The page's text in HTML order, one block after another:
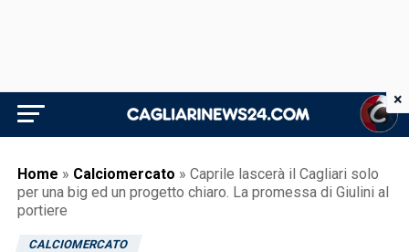
Home » Calciomercato » Caprile lascerà il Cagliari solo
per una big ed un progetto chiaro. La promessa di Giulini al
portiere
CALCIOMERCATO
×